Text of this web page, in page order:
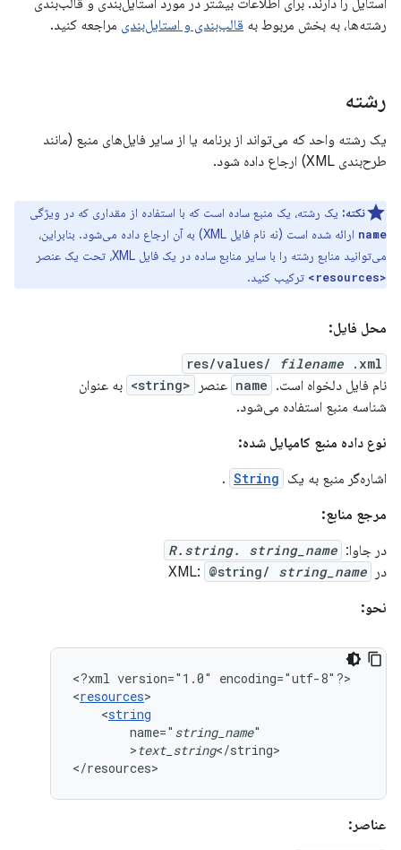
استایل را دارند. برای اطلاعات بیشتر در مورد استایل‌بندی و قالب‌بندی
رشته‌ها، به بخش مربوط به قالب‌بندی و استایل‌بندی مراجعه کنید.
رشته
یک رشته واحد که می‌تواند از برنامه یا از سایر فایل‌های منبع (مانند
طرح‌بندی XML) ارجاع داده شود.
نکته: یک رشته، یک منبع ساده است که با استفاده از مقداری که در ویژگی
name
ارائه شده است (نه نام فایل XML) به آن ارجاع داده می‌شود. بنابراین،
می‌توانید منابع رشته را با سایر منابع ساده در یک فایل XML، تحت یک عنصر
<resources> ترکیب کنید.
محل فایل:
res/values/ filename .xml
نام فایل دلخواه است. name عنصر <string>
به عنوان
شناسه منبع استفاده می‌شود.
نوع داده منبع کامپایل شده:
اشاره‌گر منبع به یک String
.
مرجع منابع:
در جاوا: R.string. string_name
در XML: @string/ string_name
نحو:
<?xml version="1.0"
encoding="utf-8"?>
<resources
<string
name=" string_name
>text_string</string>
</resources>
عناصر: